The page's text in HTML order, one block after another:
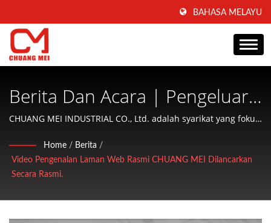
BAHASA MELAYU
Berita Dan Acara | Pengeluar
Mesin Pemprosesan Dan
Penjagaan Makanan Akuatik
Sejak 1977 | CHUANG MEI
CHUANG MEI INDUSTRIAL CO., Ltd. adalah syarikat yang fokus
makanan akuatik serta menawarkan perkhidmatan mesra
kepada pelanggan.
Home / Berita /
Video Pengenalan Laman Web Rasmi CHUANG MEI Dilancarkan
Secara Rasmi.